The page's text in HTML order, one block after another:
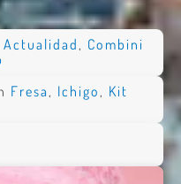
Actualidad, Combini
Fresa, Ichigo, Kit